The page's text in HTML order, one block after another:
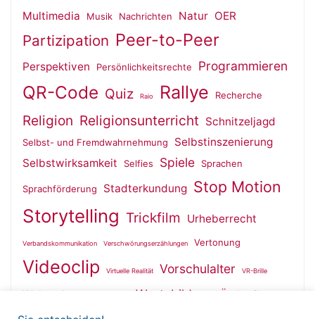
Multimedia
Musik Nachrichten Natur OER
Partizipation Peer-to-Peer
Perspektiven Persönlichkeitsrechte Programmieren
QR-Code Quiz Raio Rallye Recherche
Religion Religionsunterricht Schnitzeljagd
Selbst- und Fremdwahrnehmung
Selbstinszenierung
Selbstwirksamkeit
Selfies Spiele Sprachen
Sprachförderung Stadterkundung Stop Motion
Storytelling Trickfilm Urheberrecht
Verbandskommunikation Verschwörungserzählungen Vertonung
Videoclip Virtuelle Realität Vorschulalter VR-Brille
Wahrnehmung Wertebildung Ästhetik